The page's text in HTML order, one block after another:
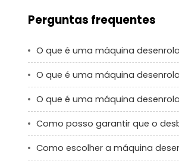
Perguntas frequentes
O que é uma máquina
O que é uma máquina
O que é uma máquina
Como posso garantir que o
Como escolher a máquina